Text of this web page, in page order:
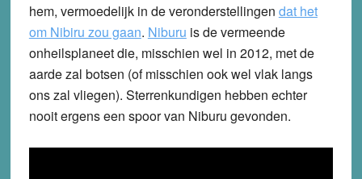
hem, vermoedelijk in de veronderstellingen dat het
om Nibiru zou gaan. Niburu is de vermeende
onheilsplaneet die, misschien wel in 2012, met de
aarde zal botsen (of misschien ook wel vlak langs
ons zal vliegen). Sterrenkundigen hebben echter
nooit ergens een spoor van Niburu gevonden.